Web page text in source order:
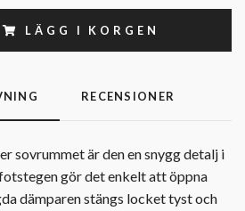
LÄGG I KORGEN
RECENSIONER
sovrummet är den en snygg detalj i
gör det enkelt att öppna
dämparen stängs locket tyst och